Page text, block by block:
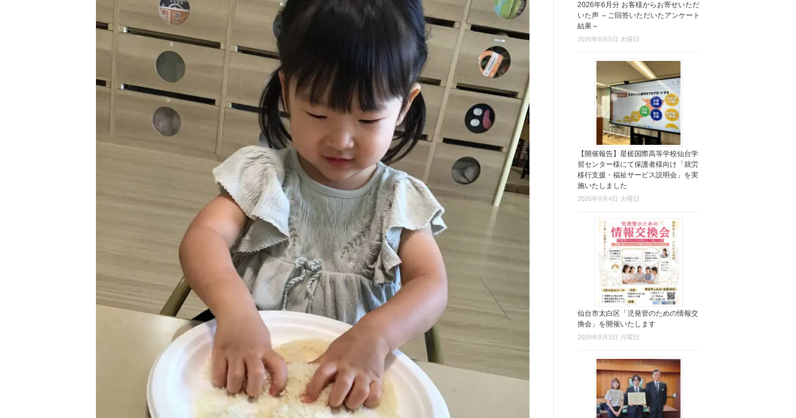
2026年6月分 お客様からお寄せいただ
いた声 ～ご回答いただいたアンケート
結果～
2026年8月5日 水曜日
【開催報告】星槎国際高等学校仙台学
習センター様にて保護者様向け「就労
移行支援・福祉サービス説明会」を実
施いたしました
2026年8月4日 火曜日
仙台市太白区「児発管のための情報交
換会」を開催いたします
2026年8月3日 月曜日